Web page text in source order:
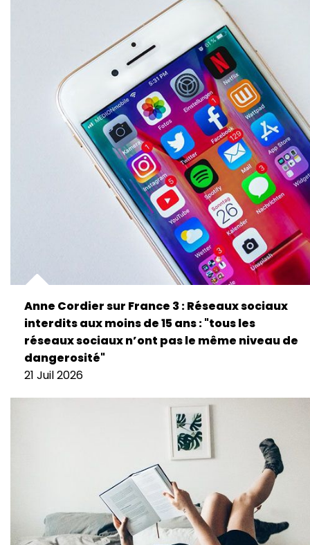
Anne Cordier sur France 3 : Réseaux sociaux
interdits aux moins de 15 ans : "tous les
réseaux sociaux n’ont pas le même niveau de
dangerosité"
21 Juil 2026